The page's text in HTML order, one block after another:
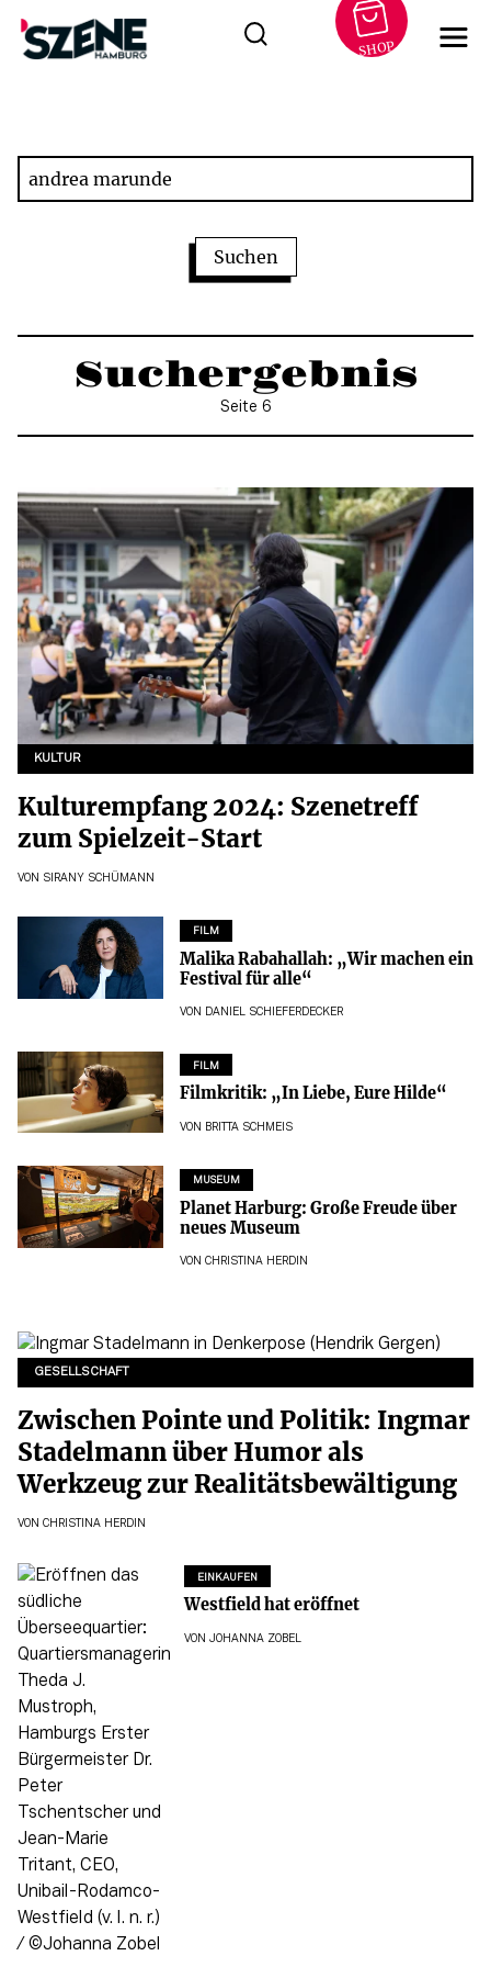
SHOP
Suchergebnis
Seite 6
KULTUR
Kulturempfang 2024: Szenetreff
zum Spielzeit-Start
VON SIRANY SCHÜMANN
FILM
Malika Rabahallah: „Wir machen ein
Festival für alle“
VON DANIEL SCHIEFERDECKER
FILM
Filmkritik: „In Liebe, Eure Hilde“
VON BRITTA SCHMEIS
MUSEUM
Planet Harburg: Große Freude über
neues Museum
VON CHRISTINA HERDIN
GESELLSCHAFT
Zwischen Pointe und Politik: Ingmar
Stadelmann über Humor als
Werkzeug zur Realitätsbewältigung
VON CHRISTINA HERDIN
EINKAUFEN
Westfield hat eröffnet
VON JOHANNA ZOBEL